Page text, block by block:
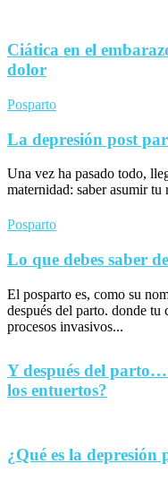
Ciática en el
dolor
Posparto
La depresión post
Una vez ha pasado todo,
maternidad: saber asumir tu
Posparto
Lo que debes saber
El posparto es, como su
después del parto. donde tu
procesos invasivos...
Y después del parto…
los entuertos?
¿Qué es la depresión